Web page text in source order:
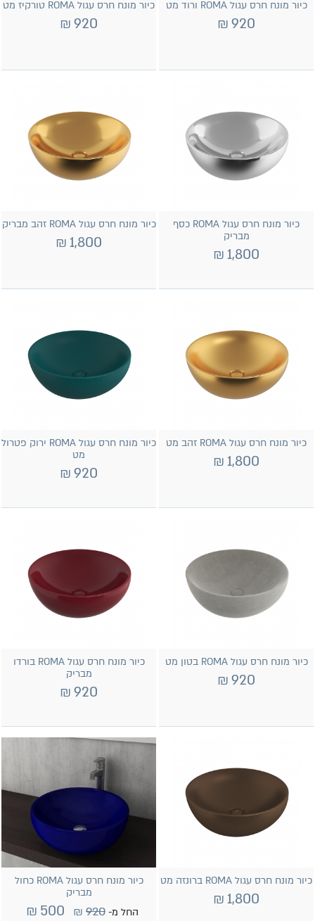
כיור מונח חרס עגול ROMA ורוד מט
920
₪
כיור מונח חרס עגול ROMA טורקיז מט
920
₪
כיור מונח חרס עגול ROMA כסף
מבריק
1,800
₪
כיור מונח חרס עגול ROMA זהב מבריק
1,800
₪
כיור מונח חרס עגול ROMA זהב מט
1,800
₪
כיור מונח חרס עגול ROMA ירוק פטרול
מט
920
₪
כיור מונח חרס עגול ROMA בטון מט
920
₪
כיור מונח חרס עגול ROMA בורדו
מבריק
920
₪
כיור מונח חרס עגול ROMA ברונזה מט
1,800
₪
כיור מונח חרס עגול ROMA כחול
מבריק
החל מ- 920
₪
500
₪